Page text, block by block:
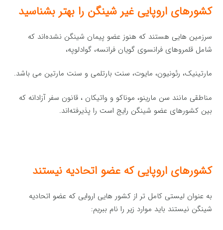
کشورهای اروپایی غیر شینگن را بهتر بشناسید
سرزمین هایی هستند که هنوز عضو پیمان شینگن نشده‌اند که
شامل قلمروهای فرانسوی گویان فرانسه، گوادلوپه،
مارتینیک، رئونیون، مایوت، سنت بارتلمی و سنت مارتین می باشد.
مناطقی مانند سن مارینو، موناکو و واتیکان ، قانون سفر آزادانه که
بین کشورهای عضو شینگن رایج است را پذیرفته‏‌اند.
کشورهای اروپایی که عضو اتحادیه نیستند
به عنوان لیستی کامل تر از کشور هایی اروایی که عضو اتحادیه
شینگن نیستند باید موارد زیر را نام ببریم: